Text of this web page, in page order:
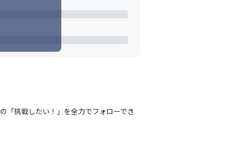
「挑戦したい！」を全力でフォローでき